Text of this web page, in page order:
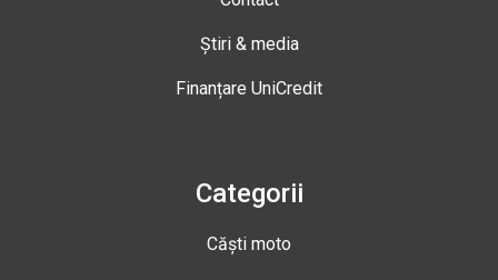
Știri & media
Finanțare UniCredit
Categorii
Căști moto